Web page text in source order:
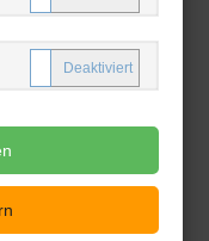
Verschlüsselung